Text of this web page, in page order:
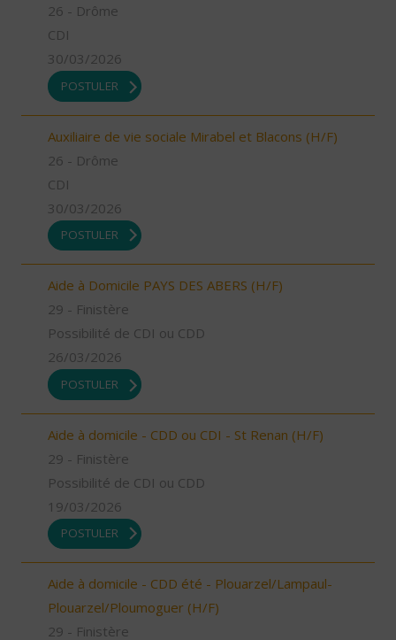
26 - Drôme
CDI
30/03/2026
POSTULER
Auxiliaire de vie sociale Mirabel et Blacons (H/F)
26 - Drôme
CDI
30/03/2026
POSTULER
Aide à Domicile PAYS DES ABERS (H/F)
29 - Finistère
Possibilité de CDI ou CDD
26/03/2026
POSTULER
Aide à domicile - CDD ou CDI - St Renan (H/F)
29 - Finistère
Possibilité de CDI ou CDD
19/03/2026
POSTULER
Aide à domicile - CDD été - Plouarzel/Lampaul-
Plouarzel/Ploumoguer (H/F)
29 - Finistère